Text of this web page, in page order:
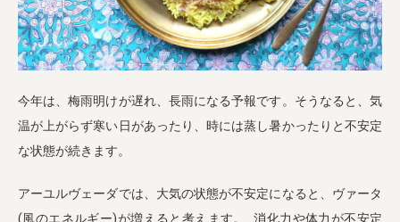
今年は、梅雨明けが遅れ、長雨になる予報です。そうなると、気
温が上がらず寒い日があったり、時には蒸し暑かったりと不安定
な状態が続きます。
アーユルヴェーダでは、大気の状態が不安定になると、ヴァータ
(風のエネルギー)が増えると考えます。 消化力や体力が不安定